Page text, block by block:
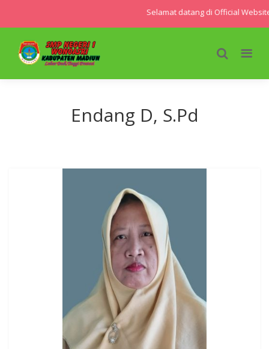
Selamat datang di Official
Endang D, S.Pd